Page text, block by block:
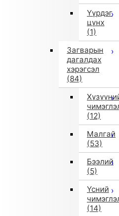
Үүрдэг
цүнх
(1)
Загварын
дагалдах
хэрэгсэл
(84)
(12)
Малгай
(53)
Бээлий
(5)
Үсний
(14)
зориулсан зөөлөн
гарч, хүүхдийн сониуч
тул аюулгүй,
анхны тоглоомд төгс
бөгөөд бага
бага зэрэг бүдгэрсэн
'Brand tag' болон
байж болох ч чанарт нь
2
SELECT (Импортын
(2)
оны намар/өвөл